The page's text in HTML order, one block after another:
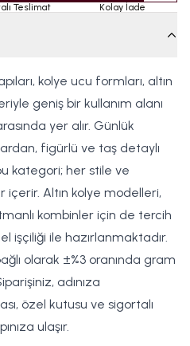
Teslimat Kolay İade
kolye ucu formları, altın
geniş bir kullanım alanı
yer alır. Günlük
figürlü ve taş detaylı
kategori; her stile ve
Altın kolye modelleri,
kombinler için de tercih
işçiliği ile hazırlanmaktadır.
olarak ±%3 oranında gram
adınıza
özel kutusu ve sigortalı
ulaşır.